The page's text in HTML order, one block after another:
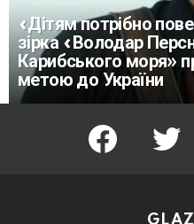
«Дітям потрібно
зірка «Володар
Карибського моря»
метою до України
facebook